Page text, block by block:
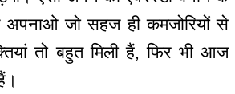
अपनाओ जो सहज ही कमजोरियों से
तो बहुत मिली हैं, फिर भी आज